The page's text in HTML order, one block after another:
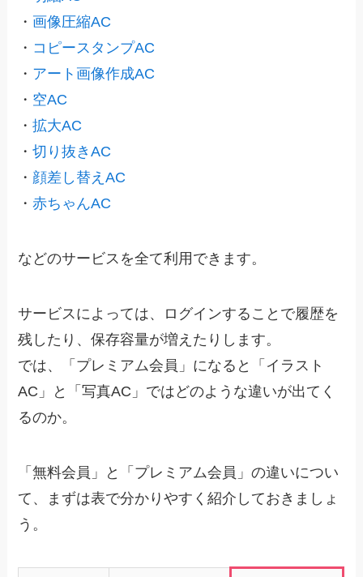
・ 画像圧縮AC
・ コピースタンプAC
・ アート画像作成AC
・ 空AC
・拡大AC
・切り抜きAC
・ 顔差し替えAC
・赤ちゃんAC
などのサービスを全て利用できます。
サービスによっては、ログインすることで履歴を
残したり、保存容量が増えたりします。
では、「プレミアム会員」になると「イラスト
AC」と「写真AC」ではどのような違いが出てく
るのか。
「無料会員」と「プレミアム会員」の違いについ
て、まずは表で分かりやすく紹介しておきましょ
う。